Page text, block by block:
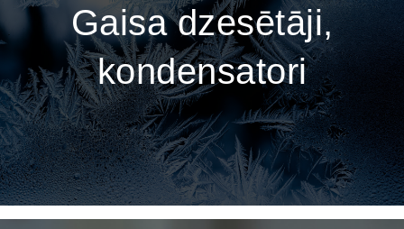
Gaisa dzesētāji,
kondensatori